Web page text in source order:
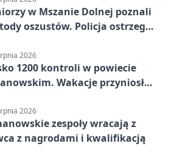
w Mszanie Dolnej poznali
oszustów. Policja ostrzega
2026
1200 kontroli w powiecie
Wakacje przyniosły
2026
zespoły wracają z
z nagrodami i kwalifikacją